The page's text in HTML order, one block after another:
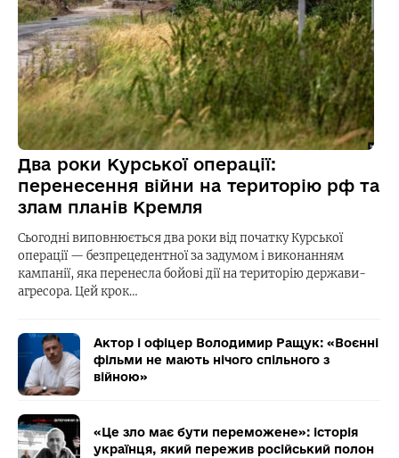
Два роки Курської операції:
перенесення війни на територію рф та
злам планів Кремля
Сьогодні виповнюється два роки від початку Курської
операції — безпрецедентної за задумом і виконанням
кампанії, яка перенесла бойові дії на територію держави-
агресора. Цей крок…
Актор і офіцер Володимир Ращук: «Воєнні
фільми не мають нічого спільного з
війною»
«Це зло має бути переможене»: історія
українця, який пережив російський полон